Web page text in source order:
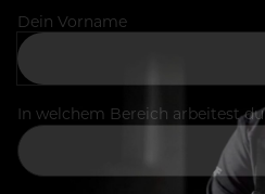
Dein Vorname
In welchem Bereich arbeitest du